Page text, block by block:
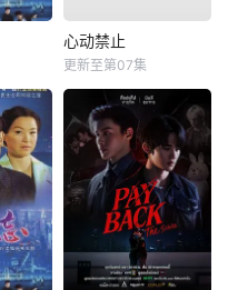
心动禁止
更新至第07集